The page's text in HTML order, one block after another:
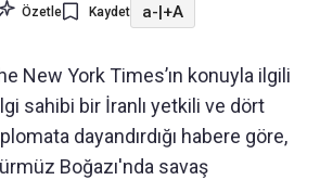
Özetle Kaydet a-|+A
New York Times’ın konuyla ilgili
sahibi bir İranlı yetkili ve dört
dayandırdığı habere göre,
Boğazı'nda savaş